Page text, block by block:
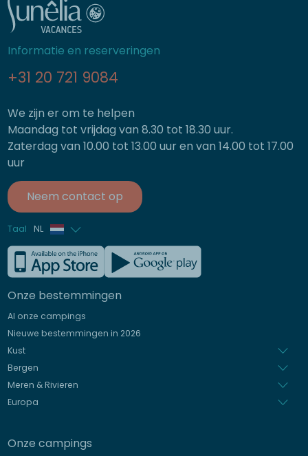
Informatie en reserveringen
+31 20 721 9084
We zijn er om te helpen
Maandag tot vrijdag van 8.30 tot 18.30 uur.
Zaterdag van 10.00 tot 13.00 uur en van 14.00 tot 17.00
uur
Neem contact op
Taal NL
Frans
Engels
Duits
Italiaans
Onze bestemmingen
Al onze campings
Nieuwe bestemmingen in 2026
Kust
Bergen
Meren & Rivieren
Europa
Onze campings